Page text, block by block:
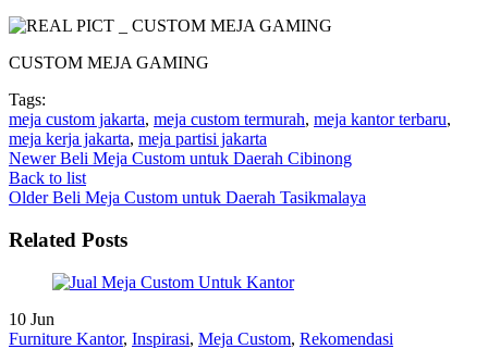
CUSTOM MEJA GAMING
Tags:
meja custom jakarta, meja custom termurah, meja kantor terbaru,
meja kerja jakarta, meja partisi jakarta
Newer Beli Meja Custom untuk Daerah Cibinong
Back to list
Older Beli Meja Custom untuk Daerah Tasikmalaya
Related Posts
10 Jun
Furniture Kantor, Inspirasi, Meja Custom, Rekomendasi